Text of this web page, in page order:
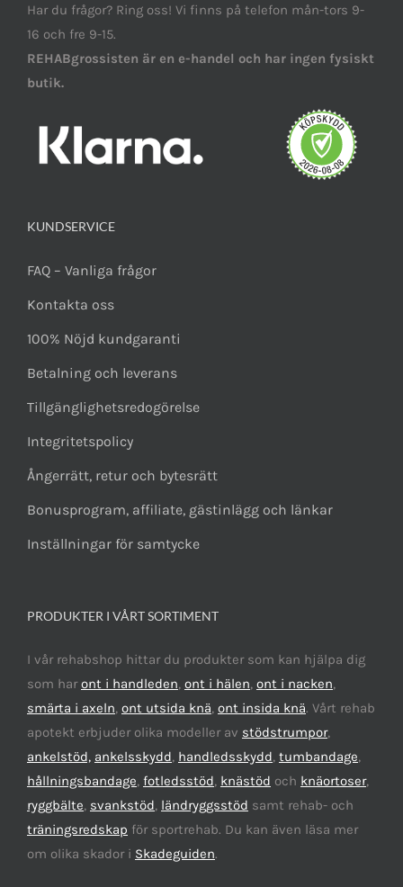
Har du frågor? Ring oss! Vi finns på telefon mån-tors 9-
16 och fre 9-15.
REHABgrossisten är en e-handel och har ingen fysiskt
butik.
KUNDSERVICE
FAQ – Vanliga frågor
Kontakta oss
100% Nöjd kundgaranti
Betalning och leverans
Tillgänglighetsredogörelse
Integritetspolicy
Ångerrätt, retur och bytesrätt
Bonusprogram, affiliate, gästinlägg och länkar
Inställningar för samtycke
PRODUKTER I VÅRT SORTIMENT
I vår rehabshop hittar du produkter som kan hjälpa dig
som haront i handleden, ont i hälen, ont i nacken,
smärta i axeln, ont utsida knä, ont insida knä. Vårt rehab
apotekt erbjuder olika modeller av stödstrumpor,
ankelstöd, ankelsskydd, handledsskydd, tumbandage,
hållningsbandage, fotledsstöd, knästöd och knäortoser,
ryggbälte, svankstöd, ländryggsstöd samt rehab- och
träningsredskap för sportrehab. Du kan även läsa mer
om olika skador i Skadeguiden.